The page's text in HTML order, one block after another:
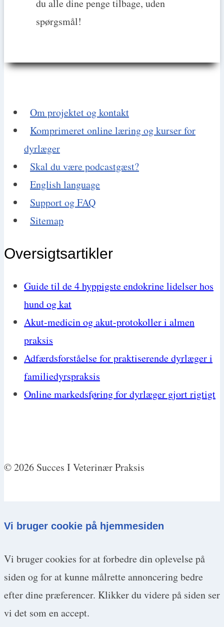
du alle dine penge tilbage, uden
spørgsmål!
Om projektet og kontakt
Komprimeret online læring og kurser for
dyrlæger
Skal du være podcastgæst?
English language
Support og FAQ
Sitemap
Oversigtsartikler
Guide til de 4 hyppigste endokrine lidelser hos
hund og kat
Akut-medicin og akut-protokoller i almen
praksis
Adfærdsforståelse for praktiserende dyrlæger i
familiedyrspraksis
Online markedsføring for dyrlæger gjort rigtigt
© 2026 Succes I Veterinær Praksis
Vi bruger cookie på hjemmesiden
Vi bruger cookies for at forbedre din oplevelse på
siden og for at kunne målrette annoncering bedre
efter dine præferencer. Klikker du videre på siden ser
vi det som en accept.